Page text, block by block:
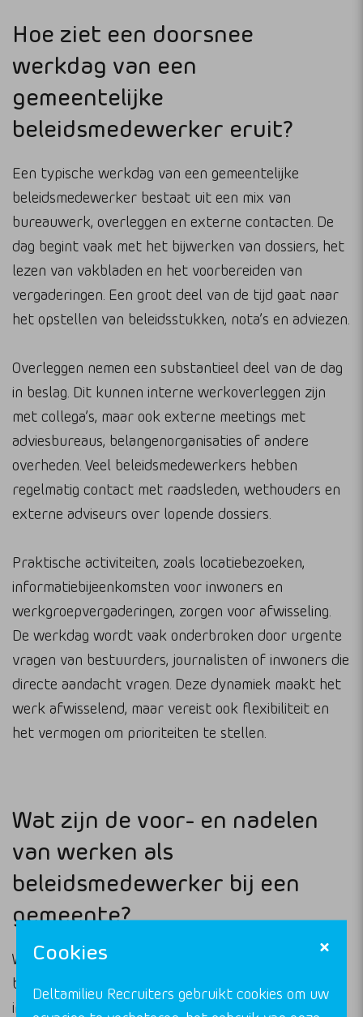
Hoe ziet een doorsnee
werkdag van een
gemeentelijke
beleidsmedewerker eruit?
Een typische werkdag van een gemeentelijke
beleidsmedewerker bestaat uit een mix van
bureauwerk, overleggen en externe contacten. De
dag begint vaak met het bijwerken van dossiers, het
lezen van vakbladen en het voorbereiden van
vergaderingen. Een groot deel van de tijd gaat naar
het opstellen van beleidsstukken, nota’s en adviezen.
Overleggen nemen een substantieel deel van de dag
in beslag. Dit kunnen interne werkoverleggen zijn
met collega’s, maar ook externe meetings met
adviesbureaus, belangenorganisaties of andere
overheden. Veel beleidsmedewerkers hebben
regelmatig contact met raadsleden, wethouders en
externe adviseurs over lopende dossiers.
Praktische activiteiten, zoals locatiebezoeken,
informatiebijeenkomsten voor inwoners en
werkgroepvergaderingen, zorgen voor afwisseling.
De werkdag wordt vaak onderbroken door urgente
vragen van bestuurders, journalisten of inwoners die
directe aandacht vragen. Deze dynamiek maakt het
werk afwisselend, maar vereist ook flexibiliteit en
het vermogen om prioriteiten te stellen.
Wat zijn de voor- en nadelen
van werken als
beleidsmedewerker bij een
gemeente?
Werken als gemeentelijke beleidsmedewerker biedt
betekenisvol werk met directe maatschappelijke
impact, goede arbeidsvoorwaarden en
Cookies
Deltamilieu Recruiters gebruikt cookies om uw